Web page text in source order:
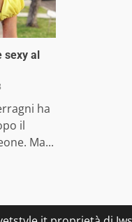
sexy al
ha
il
Ma...